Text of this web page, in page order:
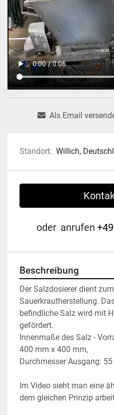
Als Email
Standort: Willich,
oder anrufen
Beschreibung
Der Salzdosierer dient
Sauerkrautherstellung.
befindliche Salz wird mit
gefördert.
Innenmaße des Salz -
400 mm x 400 mm,
Durchmesser Ausgang:
Im Video sieht man eine
dem gleichen Prinzip